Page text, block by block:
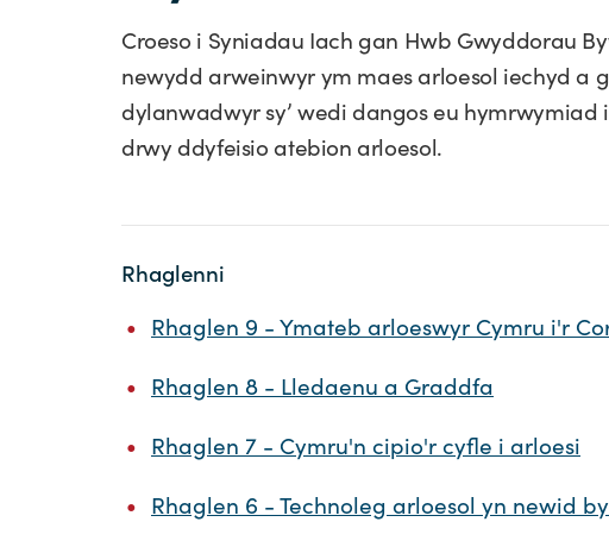
Croeso i Syniadau Iach gan Hwb Gwyddorau
newydd arweinwyr ym maes arloesol iechyd a
dylanwadwyr sy’ wedi dangos eu
drwy ddyfeisio atebion arloesol.
Rhaglenni
Rhaglen 9 - Ymateb arloeswyr Cymru i'r
Rhaglen 8 - Lledaenu a Graddfa
Rhaglen 7 - Cymru'n cipio'r cyfle i arloesi
Rhaglen 6 - Technoleg arloesol yn newid